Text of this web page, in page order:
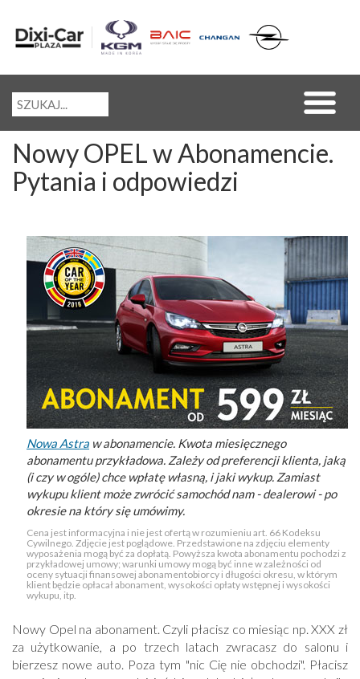
Nowy OPEL w Abonamencie.
Pytania i odpowiedzi
Nowa Astra w abonamencie. Kwota miesięcznego
abonamentu przykładowa. Zależy od preferencji klienta, jaką
(i czy w ogóle) chce wpłatę własną, i jaki wykup. Zamiast
wykupu klient może zwrócić samochód nam - dealerowi - po
okresie na który się umówimy.
Cena jest informacyjna i nie jest ofertą w rozumieniu art. 66 Kodeksu
Cywilnego. Zdjęcie jest poglądowe. Przedstawione na zdjęciu elementy
wyposażenia mogą być za dopłatą. Powyższa kwota abonamentu pochodzi z
przykładowej umowy; warunki umowy mogą być inne w zależności od
oceny sytuacji finansowej abonamentobiorcy i długości okresu, w którym
klient będzie opłacał abonament, wysokości opłaty wstępnej i wysokości
wykupu, itp.
Nowy Opel na abonament. Czyli płacisz co miesiąc np. XXX zł
za użytkowanie, a po trzech latach zwracasz do salonu i
bierzesz nowe auto. Poza tym "nic Cię nie obchodzi". Płacisz